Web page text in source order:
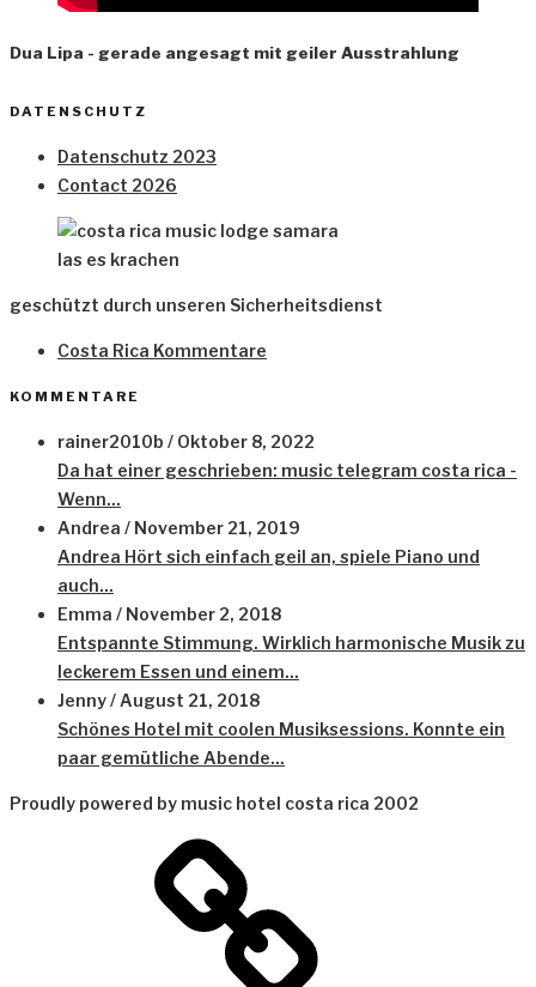
Dua Lipa - gerade angesagt mit geiler Ausstrahlung
DATENSCHUTZ
Datenschutz 2023
Contact 2026
las es krachen
geschützt durch unseren Sicherheitsdienst
Costa Rica Kommentare
KOMMENTARE
rainer2010b / Oktober 8, 2022
Da hat einer geschrieben: music telegram costa rica -
Wenn...
Andrea / November 21, 2019
Andrea Hört sich einfach geil an, spiele Piano und
auch...
Emma / November 2, 2018
Entspannte Stimmung. Wirklich harmonische Musik zu
leckerem Essen und einem...
Jenny/August 21, 2018
Schönes Hotel mit coolen Musiksessions. Konnte ein
paar gemütliche Abende...
Proudly powered by music hotel costa rica 2002
Datenschutz